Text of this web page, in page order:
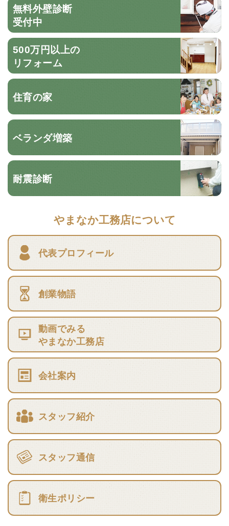
無料外壁診断
受付中
500万円以上の
リフォーム
住育の家
ベランダ増築
耐震診断
やまなか工務店について
代表プロフィール
創業物語
動画でみる
やまなか工務店
会社案内
スタッフ紹介
スタッフ通信
衛生ポリシー